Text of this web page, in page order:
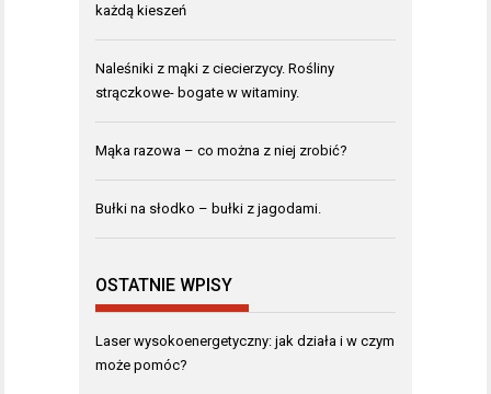
każdą kieszeń
Naleśniki z mąki z ciecierzycy. Rośliny
strączkowe- bogate w witaminy.
Mąka razowa – co można z niej zrobić?
Bułki na słodko – bułki z jagodami.
OSTATNIE WPISY
Laser wysokoenergetyczny: jak działa i w czym
może pomóc?